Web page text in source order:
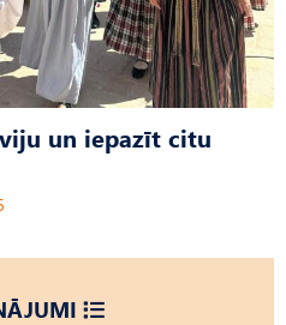
un iepazīt citu